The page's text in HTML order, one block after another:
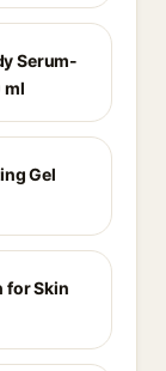
Serum-
ml
Gel
for Skin